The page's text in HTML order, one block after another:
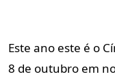
Este ano este é o
8 de outubro em